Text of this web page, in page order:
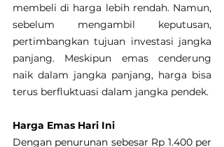
membeli di harga lebih rendah. Namun,
sebelum mengambil keputusan,
pertimbangkan tujuan investasi jangka
panjang. Meskipun emas cenderung
naik dalam jangka panjang, harga bisa
terus berfluktuasi dalam jangka pendek.
Harga Emas Hari Ini
Dengan penurunan sebesar Rp 1.400 per